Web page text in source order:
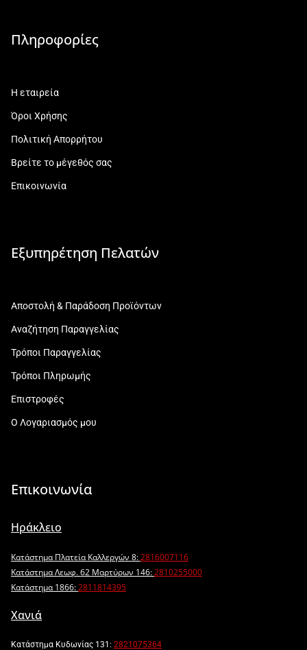
Πληροφορίες
Η εταιρεία
Όροι Χρήσης
Πολιτική Απορρήτου
Βρείτε το μέγεθός σας
Επικοινωνία
Εξυπηρέτηση Πελατών
Αποστολή & Παράδοση Προϊόντων
Αναζήτηση Παραγγελίας
Τρόποι Παραγγελίας
Τρόποι Πληρωμής
Επιστροφές
Ο Λογαριασμός μου
Επικοινωνία
Ηράκλειο
Κατάστημα Πλατεία Καλλεργών 8:2816007116
Κατάστημα Λεωφ. 62 Μαρτύρων 146:2810255000
Κατάστημα 1866:2811814395
Χανιά
Κατάστημα Κυδωνίας 131: 2821075364